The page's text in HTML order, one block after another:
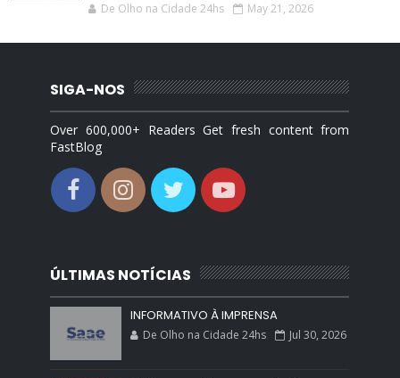
De Olho na Cidade 24hs May 21, 2026
SIGA-NOS
Over 600,000+ Readers Get fresh content from
FastBlog
ÚLTIMAS NOTÍCIAS
INFORMATIVO À IMPRENSA
De Olho na Cidade 24hs Jul 30, 2026